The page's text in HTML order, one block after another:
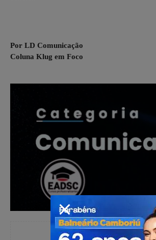
Por LD Comunicação
Coluna Klug em Foco